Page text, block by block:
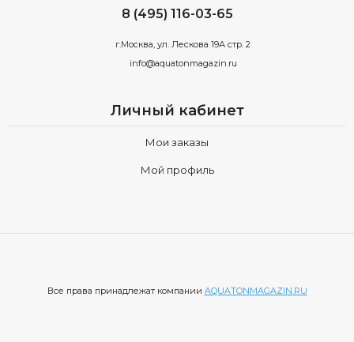
8 (495) 116-03-65
г.Москва, ул. Лескова 19А стр. 2
info@aquatonmagazin.ru
Личный кабинет
Мои заказы
Мой профиль
Все права принадлежат компании AQUATONMAGAZIN.RU